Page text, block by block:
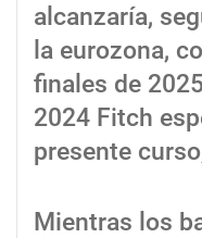
alcanzaría,
la eurozona,
finales de
2024 Fitch
presente
Mientras los